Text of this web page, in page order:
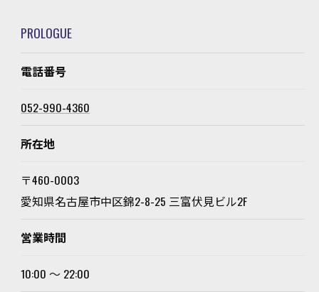
PROLOGUE
電話番号
052-990-4360
所在地
〒460-0003
愛知県名古屋市中区錦2-8-25 三富伏見ビル2F
営業時間
10:00 〜 22:00